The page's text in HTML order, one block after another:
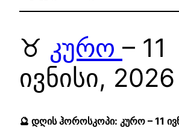
♉ კურო – 11
ივნისი, 2026
🔮 დღის ჰოროსკოპი: კურო – 11